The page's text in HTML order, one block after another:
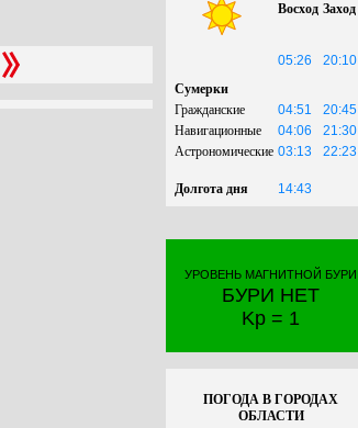
Восход Заход
05:26
20:10
Сумерки
Гражданские
04:51
20:45
Навигационные
04:06
21:30
Астрономические 03:13 22:23
Долгота дня 14:43
УРОВЕНЬ МАГНИТНОЙ БУРИ
БУРИ НЕТ
Kp = 1
ПОГОДА В ГОРОДАХ
ОБЛАСТИ